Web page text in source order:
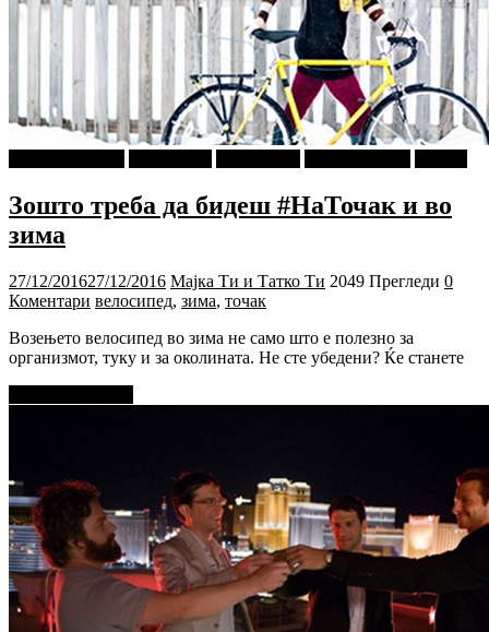
Зошто треба да бидеш #НаТочак и во
зима
27/12/201627/12/2016 Мајка Ти и Татко Ти 2049 Прегледи 0
Коментари велосипед, зима, точак
Возењето велосипед во зима не само што е полезно за
организмот, туку и за околината. Не сте убедени? Ќе станете